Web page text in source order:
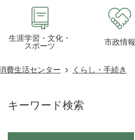
生涯学習・文化・
スポーツ
市政情報
費生活センター
くらし・手続き
キーワード検索